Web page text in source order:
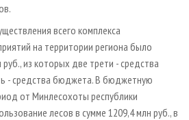
всего комплекса
на территории региона было
из которых две трети - средства
- средства бюджета. В бюджетную
от Минлесохоты республики
лесов в сумме 1209,4 млн руб., в